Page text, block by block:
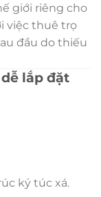
giới riêng cho
việc thuê trọ
đầu do thiếu
lắp đặt
ký túc xá.